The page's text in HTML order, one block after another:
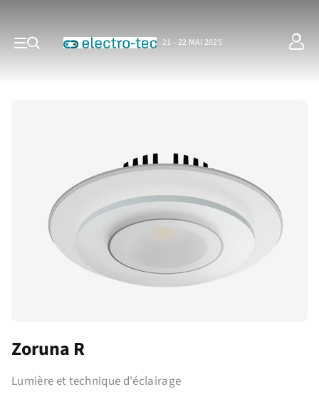
21 - 22 MAI 2025
Zoruna R
Lumière et technique d'éclairage